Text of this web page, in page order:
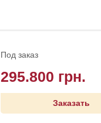
Под заказ
295.800 грн.
Заказать